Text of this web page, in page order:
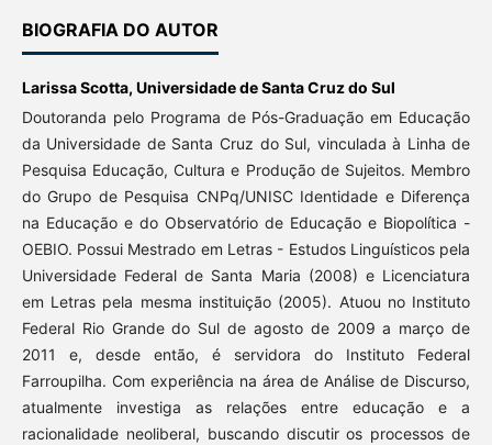
BIOGRAFIA DO AUTOR
Larissa Scotta, Universidade de Santa Cruz do Sul
Doutoranda pelo Programa de Pós-Graduação em Educação
da Universidade de Santa Cruz do Sul, vinculada à Linha de
Pesquisa Educação, Cultura e Produção de Sujeitos. Membro
do Grupo de Pesquisa CNPq/UNISC Identidade e Diferença
na Educação e do Observatório de Educação e Biopolítica -
OEBIO. Possui Mestrado em Letras - Estudos Linguísticos pela
Universidade Federal de Santa Maria (2008) e Licenciatura
em Letras pela mesma instituição (2005). Atuou no Instituto
Federal Rio Grande do Sul de agosto de 2009 a março de
2011 e, desde então, é servidora do Instituto Federal
Farroupilha. Com experiência na área de Análise de Discurso,
atualmente investiga as relações entre educação e a
racionalidade neoliberal, buscando discutir os processos de